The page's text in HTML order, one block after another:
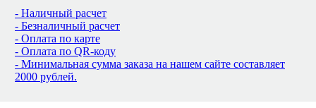
- Наличный расчет
- Безналичный расчет
- Оплата по карте
- Оплата по QR-коду
- Минимальная сумма заказа на нашем сайте составляет
2000 рублей.